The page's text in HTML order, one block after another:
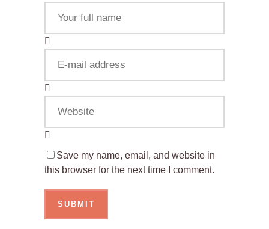
Save my name, email, and website in
this browser for the next time I comment.